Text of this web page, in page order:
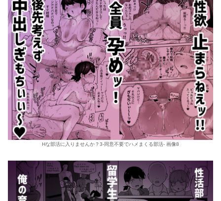
Hな部活に入りませんか？3-同意不要でハメまくる部活- 画像8